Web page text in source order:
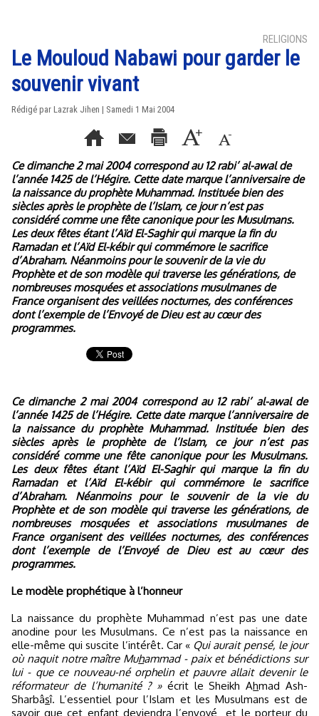
RELIGIONS
Le Mouloud Nabawi pour garder le
souvenir vivant
Rédigé par Lazrak Jihen | Samedi 1 Mai 2004
Ce dimanche 2 mai 2004 correspond au 12 rabi’ al-awal de
l’année 1425 de l’Hégire. Cette date marque l’anniversaire de
la naissance du prophète Muhammad. Instituée bien des
siècles après le prophète de l’Islam, ce jour n’est pas
considéré comme une fête canonique pour les Musulmans.
Les deux fêtes étant l’Aïd El-Saghir qui marque la fin du
Ramadan et l’Aïd El-kébir qui commémore le sacrifice
d’Abraham. Néanmoins pour le souvenir de la vie du
Prophète et de son modèle qui traverse les générations, de
nombreuses mosquées et associations musulmanes de
France organisent des veillées nocturnes, des conférences
dont l’exemple de l’Envoyé de Dieu est au cœur des
programmes.
Ce dimanche 2 mai 2004 correspond au 12 rabi’ al-awal de
l’année 1425 de l’Hégire. Cette date marque l’anniversaire de
la naissance du prophète Muhammad. Instituée bien des
siècles après le prophète de l’Islam, ce jour n’est pas
considéré comme une fête canonique pour les Musulmans.
Les deux fêtes étant l’Aïd El-Saghir qui marque la fin du
Ramadan et l’Aïd El-kébir qui commémore le sacrifice
d’Abraham. Néanmoins pour le souvenir de la vie du
Prophète et de son modèle qui traverse les générations, de
nombreuses mosquées et associations musulmanes de
France organisent des veillées nocturnes, des conférences
dont l’exemple de l’Envoyé de Dieu est au cœur des
programmes.
Le modèle prophétique à l’honneur
La naissance du prophète Muhammad n’est pas une date
anodine pour les Musulmans. Ce n’est pas la naissance en
elle-même qui suscite l’intérêt. Car « Qui aurait pensé, le jour
où naquit notre maître Muhammad - paix et bénédictions sur
lui - que ce nouveau-né orphelin et pauvre allait devenir le
réformateur de l’humanité ? » écrit le Sheikh Ahmad Ash-
Sharbâsî. L’essentiel pour l’Islam et les Musulmans est de
savoir que cet enfant deviendra l’envoyé
et le porteur du